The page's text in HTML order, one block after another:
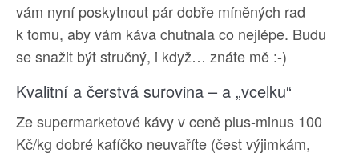
vám nyní poskytnout pár dobře míněných rad
k tomu, aby vám káva chutnala co nejlépe. Budu
se snažit být stručný, i když… znáte mě :-)
Kvalitní a čerstvá surovina – a „vcelku“
Ze supermarketové kávy v ceně plus-minus 100
Kč/kg dobré kafíčko neuvaříte (čest výjimkám,